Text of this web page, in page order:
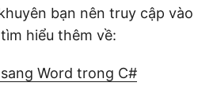
bạn nên truy cập vào
hiểu thêm về:
Word trong C#